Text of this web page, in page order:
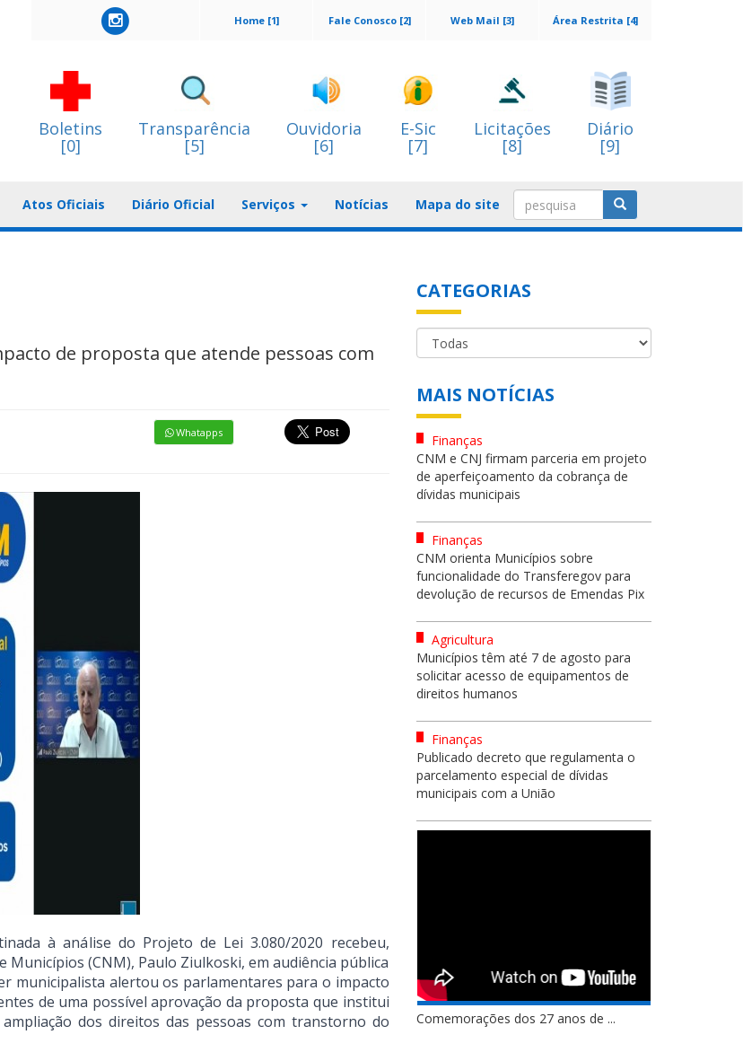
Área Restrita [4]
Web Mail [3]
Fale Conosco [2]
Home [1]
Boletins
[0]
Transparência
[5]
Ouvidoria
[6]
E-Sic
[7]
Licitações
[8]
Diário
[9]
Atos Oficiais Diário Oficial Serviços Notícias Mapa do site
de proposta que atende pessoas com
Whatapps
à análise do Projeto de Lei 3.080/2020 recebeu,
(CNM), Paulo Ziulkoski, em audiência pública
municipalista alertou os parlamentares para o impacto
de uma possível aprovação da proposta que institui
dos direitos das pessoas com transtorno do
CATEGORIAS
MAIS NOTÍCIAS
Finanças
CNM e CNJ firmam parceria em projeto
de aperfeiçoamento da cobrança de
dívidas municipais
Finanças
CNM orienta Municípios sobre
funcionalidade do Transferegov para
devolução de recursos de Emendas Pix
Agricultura
Municípios têm até 7 de agosto para
solicitar acesso de equipamentos de
direitos humanos
Finanças
Publicado decreto que regulamenta o
parcelamento especial de dívidas
municipais com a União
Comemorações dos 27 anos de ...